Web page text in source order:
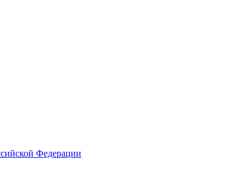
Федерации